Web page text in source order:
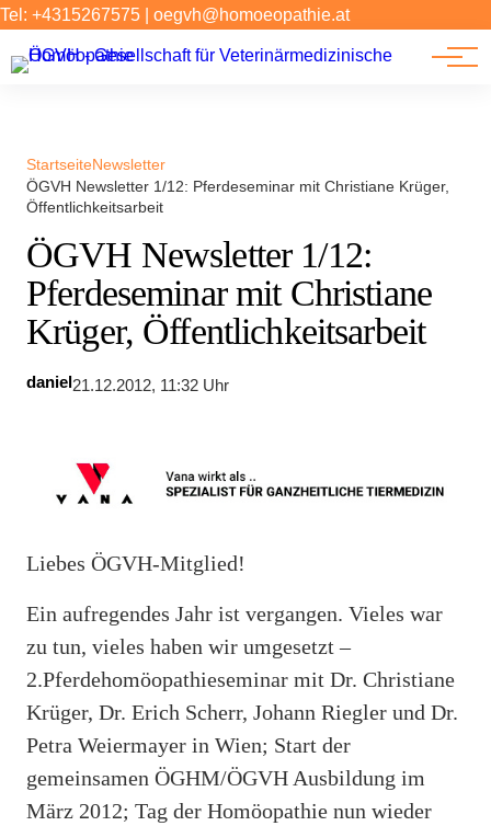
Tel: +4315267575 oegvh@homoeopathie.at
Tierarzt-Suche
Forschung
StartseiteNewsletter
ÖGVH Newsletter 1/12: Pferdeseminar mit Christiane Krüger,
Öffentlichkeitsarbeit
ÖGVH Newsletter 1/12:
Pferdeseminar mit Christiane
Krüger, Öffentlichkeitsarbeit
daniel 21.12.2012, 11:32 Uhr
Liebes ÖGVH-Mitglied!
Ein aufregendes Jahr ist vergangen. Vieles war
zu tun, vieles haben wir umgesetzt –
2.Pferdehomöopathieseminar mit Dr. Christiane
Krüger, Dr. Erich Scherr, Johann Riegler und Dr.
Petra Weiermayer in Wien; Start der
gemeinsamen ÖGHM/ÖGVH Ausbildung im
März 2012; Tag der Homöopathie nun wieder